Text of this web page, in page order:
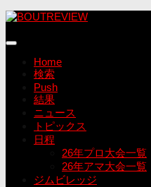
コ
テ
Home
検索
Push
結果
ニュース
トピックス
日程
26年プロ大会一覧
26年アマ大会一覧
ジムビレッジ